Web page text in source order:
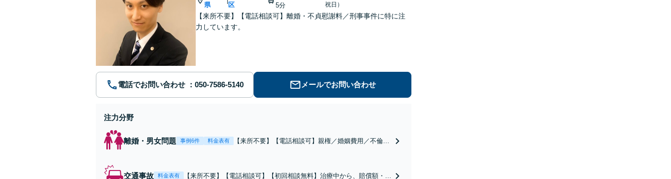
県
区
5分
祝日）
【来所不要】【電話相談可】離婚・不貞慰謝料／刑事事件に特に注
力しています。
電話でお問い合わせ メールでお問い合わせ
注力分野
離婚・男女問題 事例6件 料金表有
【来所不要】【電話相談可】親権／婚姻費用／不倫慰
交通事故 料金表有
【来所不要】【電話相談可】【初回相談無料】治療中から、賠償額・過